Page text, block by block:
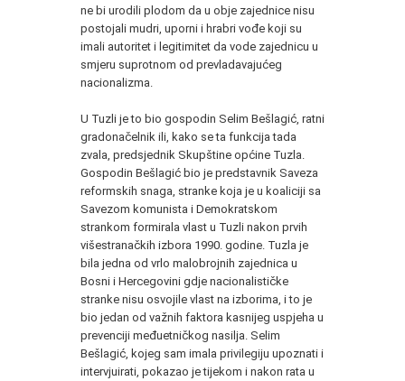
ne bi urodili plodom da u obje zajednice nisu
postojali mudri, uporni i hrabri vođe koji su
imali autoritet i legitimitet da vode zajednicu u
smjeru suprotnom od prevladavajućeg
nacionalizma.
U Tuzli je to bio gospodin Selim Bešlagić, ratni
gradonačelnik ili, kako se ta funkcija tada
zvala, predsjednik Skupštine općine Tuzla.
Gospodin Bešlagić bio je predstavnik Saveza
reformskih snaga, stranke koja je u koaliciji sa
Savezom komunista i Demokratskom
strankom formirala vlast u Tuzli nakon prvih
višestranačkih izbora 1990. godine. Tuzla je
bila jedna od vrlo malobrojnih zajednica u
Bosni i Hercegovini gdje nacionalističke
stranke nisu osvojile vlast na izborima, i to je
bio jedan od važnih faktora kasnijeg uspjeha u
prevenciji međuetničkog nasilja. Selim
Bešlagić, kojeg sam imala privilegiju upoznati i
intervjuirati, pokazao je tijekom i nakon rata u